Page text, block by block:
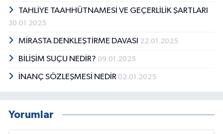
TAHLİYE TAAHHÜTNAMESİ VE GEÇERLİLİK ŞARTLARI
30.01.2025
MİRASTA DENKLEŞTİRME DAVASI 22.01.2025
BİLİŞİM SUÇU NEDİR? 09.01.2025
İNANÇ SÖZLEŞMESİ NEDİR 02.01.2025
Yorumlar